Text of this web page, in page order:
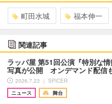
町田水城 福本伸一
関連記事
ラッパ屋 第51回公演『特別な
写真が公開 オンデマンド配信
2026.7.23 ｜ SPICER
ニュース
舞台